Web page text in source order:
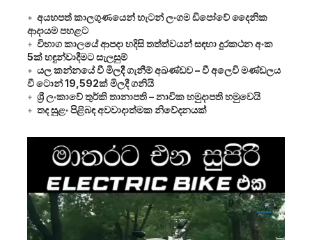
අයහපත් කාලගුණයෙන් හැටන් ලංගම ඩිපෝවේ දෛනික
ආදායම පහළට
විභාග කාලයේ ආපදා හදිසි තත්ත්වයන් සඳහා දුරකථන අංක
5ක් හඳුන්වාදීමට සැලසුම්
යල කන්නයේ වී මිලදී ගැනීම් අඛණ්ඩව – වී අලෙවි මණ්ඩලය
වී ටොන් 19,592ක් මිලදී ගනියි
ශ්‍රී ලංකාවේ තුර්කි තානාපති – නාවික හමුදාපති හමුවෙයි
තද සුළං පිළිබඳ අවවාදාත්මක නිවේදනයක්
Player